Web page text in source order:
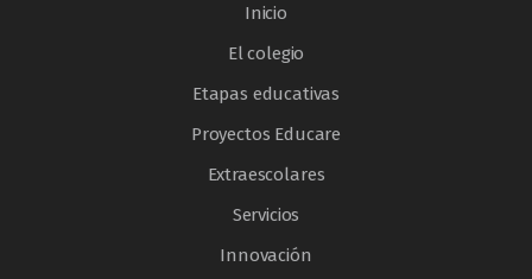
Inicio
El colegio
Etapas educativas
Proyectos Educare
Extraescolares
Servicios
Innovación